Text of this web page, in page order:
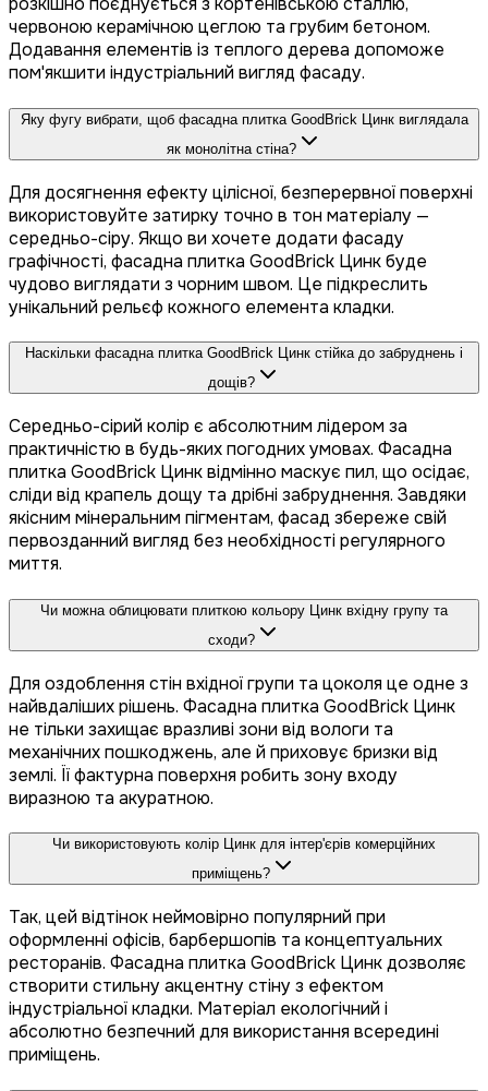
червоною керамічною цеглою та грубим бетоном.
Додавання елементів із теплого дерева допоможе
пом'якшити індустріальний вигляд фасаду.
Яку фугу вибрати, щоб фасадна плитка GoodBrick Цинк виглядала
як монолітна стіна?
Для досягнення ефекту цілісної, безперервної поверхні
використовуйте затирку точно в тон матеріалу —
середньо-сіру. Якщо ви хочете додати фасаду
графічності, фасадна плитка GoodBrick Цинк буде
чудово виглядати з чорним швом. Це підкреслить
унікальний рельєф кожного елемента кладки.
Наскільки фасадна плитка GoodBrick Цинк стійка до забруднень і
дощів?
Середньо-сірий колір є абсолютним лідером за
практичністю в будь-яких погодних умовах. Фасадна
плитка GoodBrick Цинк відмінно маскує пил, що осідає,
сліди від крапель дощу та дрібні забруднення. Завдяки
якісним мінеральним пігментам, фасад збереже свій
первозданний вигляд без необхідності регулярного
миття.
Чи можна облицювати плиткою кольору Цинк вхідну групу та
сходи?
Для оздоблення стін вхідної групи та цоколя це одне з
найвдаліших рішень. Фасадна плитка GoodBrick Цинк
не тільки захищає вразливі зони від вологи та
механічних пошкоджень, але й приховує бризки від
землі. Її фактурна поверхня робить зону входу
виразною та акуратною.
Чи використовують колір Цинк для інтер'єрів комерційних
приміщень?
Так, цей відтінок неймовірно популярний при
оформленні офісів, барбершопів та концептуальних
ресторанів. Фасадна плитка GoodBrick Цинк дозволяє
створити стильну акцентну стіну з ефектом
індустріальної кладки. Матеріал екологічний і
абсолютно безпечний для використання всередині
приміщень.